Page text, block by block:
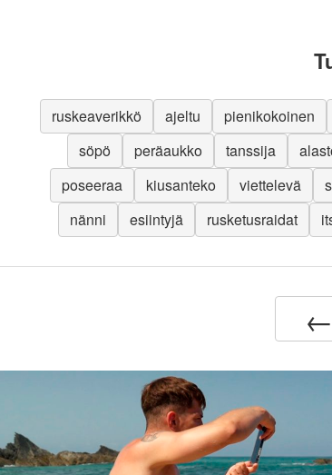
ruskeaverikkö ajeltu pienikokoinen
söpö
peräaukko tanssija
poseeraa
kiusanteko viettelevä
nänni
esiintyjä rusketusraidat
←